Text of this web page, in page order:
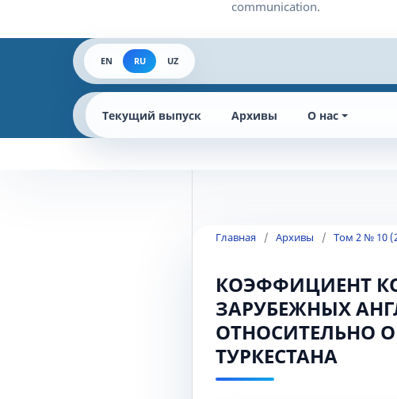
EN RU UZ
Текущий выпуск Архивы О нас
Главная / Архивы / Том 2 № 10
КОЭФФИЦИЕНТ
ЗАРУБЕЖНЫХ
ОТНОСИТЕЛЬНО
ТУРКЕСТАНА